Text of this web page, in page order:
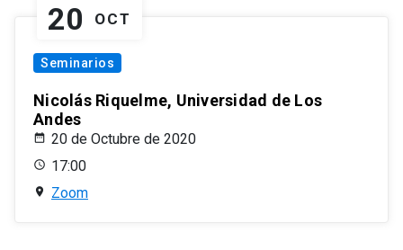
20 OCT
Seminarios
Nicolás Riquelme, Universidad de Los
Andes
20 de Octubre de 2020
17:00
Zoom